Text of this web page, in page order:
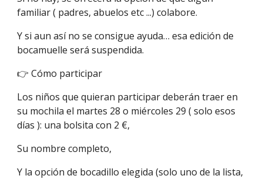
familiar ( padres, abuelos etc ...) colabore.
Y si aun así no se consigue ayuda… esa edición de
bocamuelle será suspendida.
👉 Cómo participar
Los niños que quieran participar deberán traer en
su mochila el martes 28 o miércoles 29 ( solo esos
días ): una bolsita con 2 €,
Su nombre completo,
Y la opción de bocadillo elegida (solo uno de la lista,